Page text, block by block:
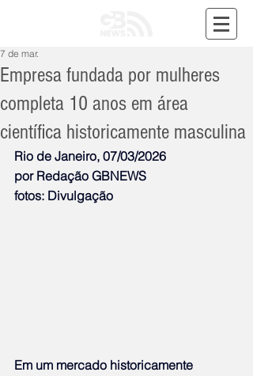
Empresa fundada por mulheres
completa 10 anos em área
científica historicamente masculina
7 de mar.
Rio de Janeiro, 07/03/2026
por Redação GBNEWS
fotos: Divulgação
Em um mercado historicamente